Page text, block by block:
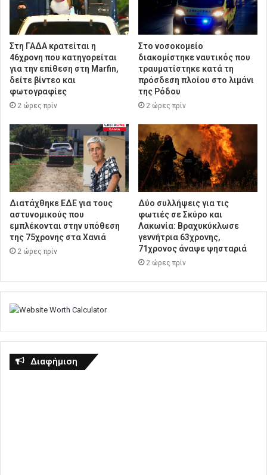
Στη ΓΑΔΑ κρατείται η
46χρονη που κατηγορείται
για την επίθεση στη Marfin,
δείτε βίντεο και
φωτογραφίες
2 ώρες πρίν
Στο νοσοκομείο
διακομίστηκε ναυτικός που
τραυματίστηκε κατά τη
πρόσδεση πλοίου στο λιμάνι
της Ρόδου
2 ώρες πρίν
Διατάχθηκε ΕΔΕ για τους
αστυνομικούς που
εμπλέκονται στην υπόθεση
της 75χρονης στα Χανιά
2 ώρες πρίν
Δύο συλλήψεις για τις
φωτιές σε Σκύρο και
Λακωνία: Βραχυκύκλωσε
γεννήτρια 63χρονης,
71χρονος άναψε ψησταριά
2 ώρες πρίν
Διαφήμιση